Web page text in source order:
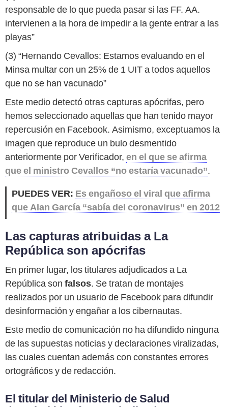
responsable de lo que pueda pasar si las FF. AA.
intervienen a la hora de impedir a la gente entrar a las
playas”
(3) “Hernando Cevallos: Estamos evaluando en el
Minsa multar con un 25% de 1 UIT a todos aquellos
que no se han vacunado”
Este medio detectó otras capturas apócrifas, pero
hemos seleccionado aquellas que han tenido mayor
repercusión en Facebook. Asimismo, exceptuamos la
imagen que reproduce un bulo desmentido
anteriormente por Verificador, en el que se afirma
que el ministro Cevallos “no estaría vacunado”.
PUEDES VER: Es engañoso el viral que afirma
que Alan García “sabía del coronavirus” en 2012
Las capturas atribuidas a La
República son apócrifas
En primer lugar, los titulares adjudicados a La
República son falsos. Se tratan de montajes
realizados por un usuario de Facebook para difundir
desinformación y engañar a los cibernautas.
Este medio de comunicación no ha difundido ninguna
de las supuestas noticias y declaraciones viralizadas,
las cuales cuentan además con constantes errores
ortográficos y de redacción.
El titular del Ministerio de Salud